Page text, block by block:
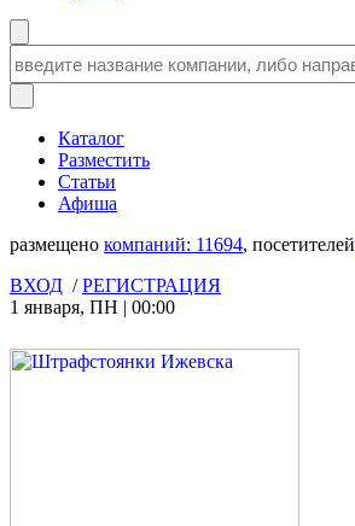
Каталог
Разместить
Статьи
Афиша
размещено компаний: 11694, посетителей
ВХОД /РЕГИСТРАЦИЯ
1 января, ПН | 00:00